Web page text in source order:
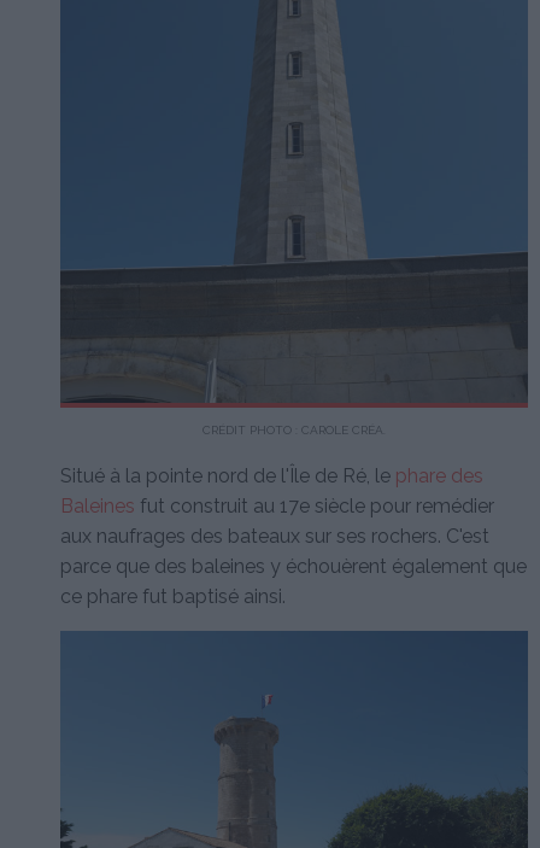
CRÉDIT PHOTO : CAROLE CRÉA.
Situé à la pointe nord de l'Île de Ré, le phare des
Baleines fut construit au 17e siècle pour remédier
aux naufrages des bateaux sur ses rochers. C'est
parce que des baleines y échouèrent également que
ce phare fut baptisé ainsi.